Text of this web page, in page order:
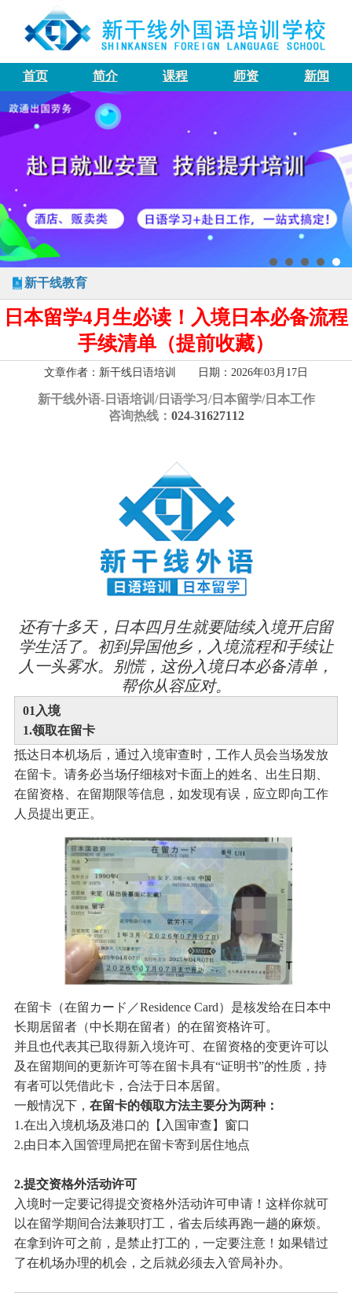
首页 简介 课程 师资 新闻
新干线教育
日本留学4月生必读！入境日本必备流程
手续清单（提前收藏）
文章作者：新干线日语培训 日期：2026年03月17日
新干线外语-日语培训/日语学习/日本留学/日本工作
咨询热线： 024-31627112
还有十多天，日本四月生就要陆续入境开启留
学生活了。初到异国他乡，入境流程和手续让
人一头雾水。别慌，这份入境日本必备清单，
帮你从容应对。
01 入境
1.领取在留卡
抵达日本机场后，通过入境审查时，工作人员会当场发放
在留卡。请务必当场仔细核对卡面上的姓名、出生日期、
在留资格、在留期限等信息，如发现有误，应立即向工作
人员提出更正。
在留卡（在留カード／Residence Card）是核发给在日本中
长期居留者（中长期在留者）的在留资格许可。
并且也代表其已取得新入境许可、在留资格的变更许可以
及在留期间的更新许可等在留卡具有“证明书”的性质，持
有者可以凭借此卡，合法于日本居留。
一般情况下， 在留卡的领取方法主要分为两种：
1.在出入境机场及港口的【入国审查】窗口
2.由日本入国管理局把在留卡寄到居住地点
2.提交资格外活动许可
入境时一定要记得提交资格外活动许可申请！这样你就可
以在留学期间合法兼职打工，省去后续再跑一趟的麻烦。
在拿到许可之前，是禁止打工的，一定要注意！如果错过
了在机场办理的机会，之后就必须去入管局补办。